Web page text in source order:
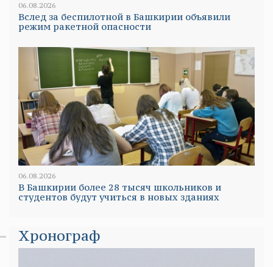
06.08.2026
Вслед за беспилотной в Башкирии объявили
режим ракетной опасности
06.08.2026
В Башкирии более 28 тысяч школьников и
студентов будут учиться в новых зданиях
Хронограф